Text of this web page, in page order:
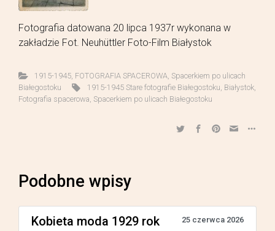
Fotografia datowana 20 lipca 1937r wykonana w
zakładzie Fot. Neuhüttler Foto-Film Białystok
1915-1945, FOTOGRAFIA SPACEROWA Spacerkiem po ulicach
Białegostoku
1915-1945 Stare fotografie Białegostoku Białystok,
Fotografia spacerowa Spacerkiem po ulicach Białegostoku
Podobne wpisy
Kobieta moda 1929 rok 25 czerwca 2026